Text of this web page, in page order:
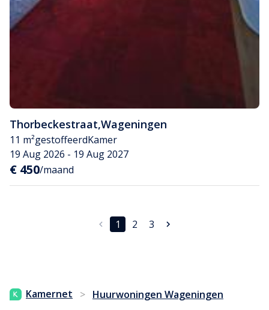
Thorbeckestraat,Wageningen
11 m²gestoffeerdKamer
19 Aug 2026 - 19 Aug 2027
€ 450/maand
1 2 3
Kamernet > Huurwoningen Wageningen